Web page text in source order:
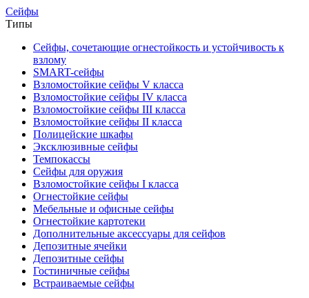
Сейфы
Типы
Сейфы, сочетающие огнестойкость и устойчивость к
взлому
SMART-сейфы
Взломостойкие сейфы V класса
Взломостойкие сейфы IV класса
Взломостойкие сейфы III класса
Взломостойкие сейфы II класса
Полицейские шкафы
Эксклюзивные сейфы
Темпокассы
Сейфы для оружия
Взломостойкие сейфы I класса
Огнестойкие сейфы
Мебельные и офисные сейфы
Огнестойкие картотеки
Дополнительные аксессуары для сейфов
Депозитные ячейки
Депозитные сейфы
Гостиничные сейфы
Встраиваемые сейфы